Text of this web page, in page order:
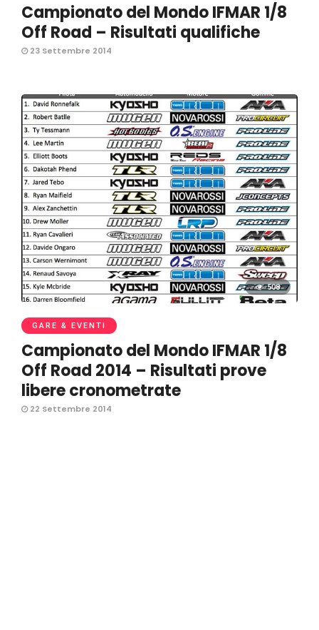
Campionato del Mondo IFMAR 1/8
Off Road – Risultati qualifiche
23 Settembre 2014
508
GARE & EVENTI
Campionato del Mondo IFMAR 1/8
Off Road 2014 – Risultati prove
libere cronometrate
22 Settembre 2014